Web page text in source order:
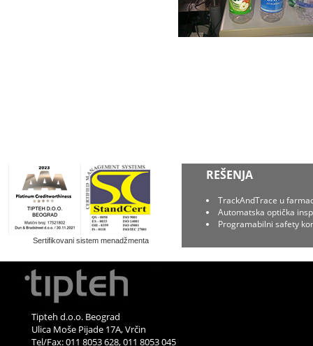
Sertifikovani sistem menadžmenta
REŠENJA
TrackAndTrace u
Automatska optička
Programabilni safety
Tipteh d.o.o. Beograd
Ulica Moše Pijade 17A, Vrčin
Tel/Fax: 011 8053 628, 011 8053 045